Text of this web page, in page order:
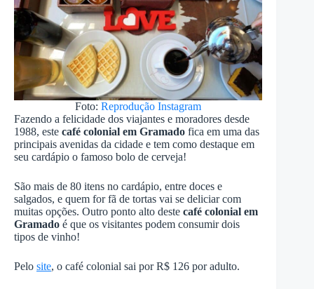
Foto:Reprodução Instagram
Fazendo a felicidade dos viajantes e moradores desde
1988, este café colonial em Gramado fica em uma das
principais avenidas da cidade e tem como destaque em
seu cardápio o famoso bolo de cerveja!
São mais de 80 itens no cardápio, entre doces e
salgados, e quem for fã de tortas vai se deliciar com
muitas opções. Outro ponto alto deste café colonial em
Gramado é que os visitantes podem consumir dois
tipos de vinho!
Pelo site, o café colonial sai por R$ 126 por adulto.